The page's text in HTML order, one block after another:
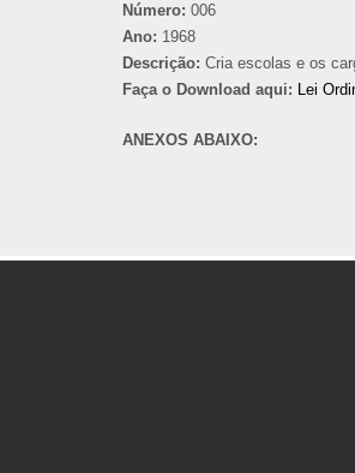
Número: 006
Ano: 1968
Descrição: Cria escolas e os
Faça o Download aqui: Lei
ANEXOS ABAIXO: